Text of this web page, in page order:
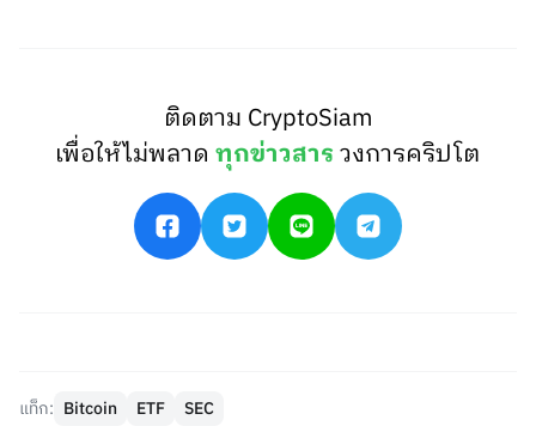
ติดตาม CryptoSiam
เพื่อให้ไม่พลาดทุกข่าวสารวงการคริปโต
แท็ก: Bitcoin ETF SEC